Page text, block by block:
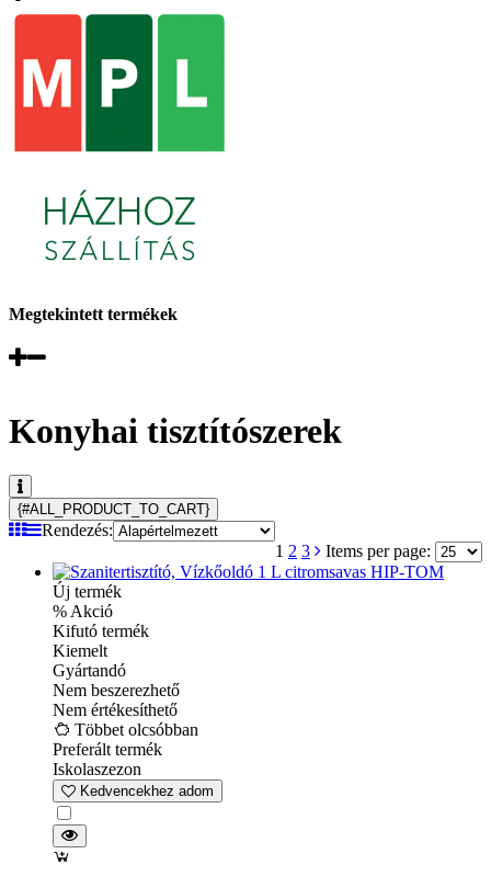
Megtekintett termékek
Konyhai tisztítószerek
{#ALL_PRODUCT_TO_CART}
Rendezés:
1 2 3 Items per page:
Új termék
% Akció
Kifutó termék
Kiemelt
Gyártandó
Nem beszerezhető
Nem értékesíthető
Többet olcsóbban
Preferált termék
Iskolaszezon
Kedvencekhez adom